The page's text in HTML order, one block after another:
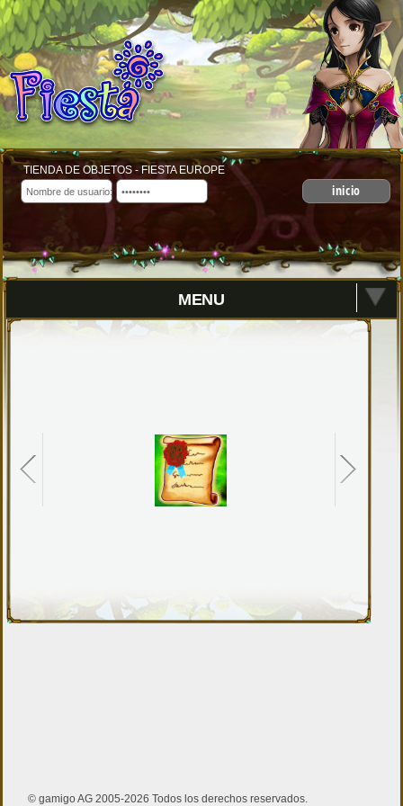
TIENDA DE OBJETOS - FIESTA EUROPE
inicio
MENU
© gamigo AG 2005-2026 Todos los derechos reservados.